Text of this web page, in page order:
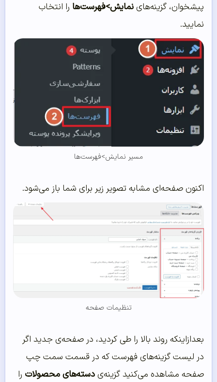
پیشخوان، گزینه‌هاینمایش>فهرست‌ها را انتخاب
نمایید.
مسیر نمایش>فهرست‌ها
اکنون صفحه‌ای مشابه تصویر زیر برای شما باز می‌شود.
تنظیمات صفحه
بعدازاینکه روند بالا را طی کردید، در صفحه‌ی جدید اگر
در لیست گزینه‌های فهرست که در قسمت سمت چپ
صفحه مشاهده می‌کنید گزینه‌یدسته‌های محصولات را